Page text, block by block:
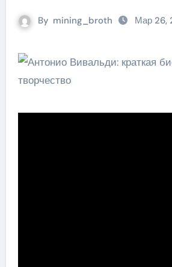
By mining_broth Мар 26,